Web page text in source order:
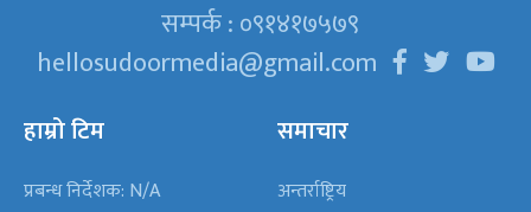
सम्पर्क : ०९१४१७५७९
hellosudoormedia@gmail.com
हाम्रो टिम
प्रबन्ध निर्देशक: N/A
समाचार
अन्तर्राष्ट्रिय